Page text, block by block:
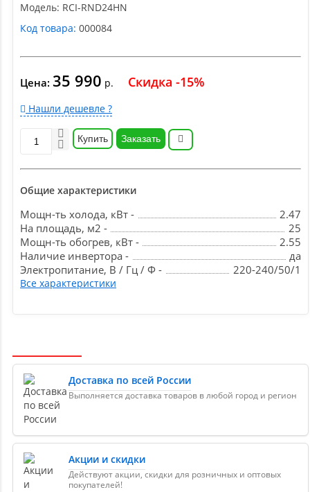
Модель: RCI-RND24HN
Код товара: 000084
Цена: 35 990 р. Скидка -15%
Нашли дешевле ?
Купить Заказать
Общие характеристики
Мощн-ть холода, кВт -
2.47
На площадь, м2 -
25
Мощн-ть обогрев, кВт -
2.55
Наличие инвертора -
да
Электропитание, В / Гц / Ф -
220-240/50/1
Все характеристики
Доставка по всей России
Выполняется доставка товаров в любой город и регион
Акции и скидки
Действуют акции, скидки для розничных и оптовых
покупателей!